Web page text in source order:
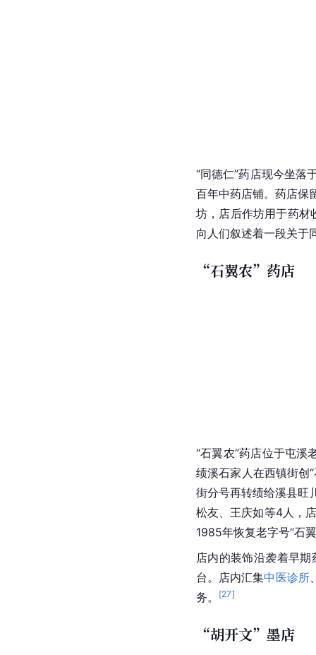
“同德仁”药店现今坐落
百年中药店铺。药店保
坊，店后作坊用于药材
向人们叙述着一段关于
“石翼农”药店
“石翼农”药店位于屯溪
绩溪石家人在西镇街创
街分号再转绩给溪县旺
松友、王庆如等4人，
1985年恢复老字号“石
店内的装饰沿袭着早
台。店内汇集中医诊所
务。
[27]
“胡开文”墨店